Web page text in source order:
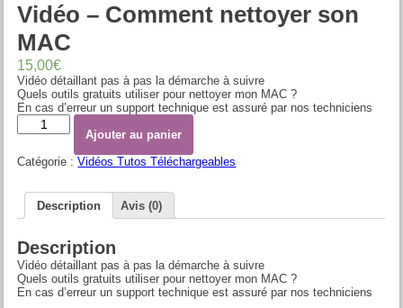
Vidéo – Comment nettoyer son
MAC
15,00€
Vidéo détaillant pas à pas la démarche à suivre
Quels outils gratuits utiliser pour nettoyer mon MAC ?
En cas d’erreur un support technique est assuré par nos techniciens
Quantité
Ajouter au panier
Catégorie :Vidéos Tutos Téléchargeables
Description Avis (0)
Description
Vidéo détaillant pas à pas la démarche à suivre
Quels outils gratuits utiliser pour nettoyer mon MAC ?
En cas d’erreur un support technique est assuré par nos techniciens